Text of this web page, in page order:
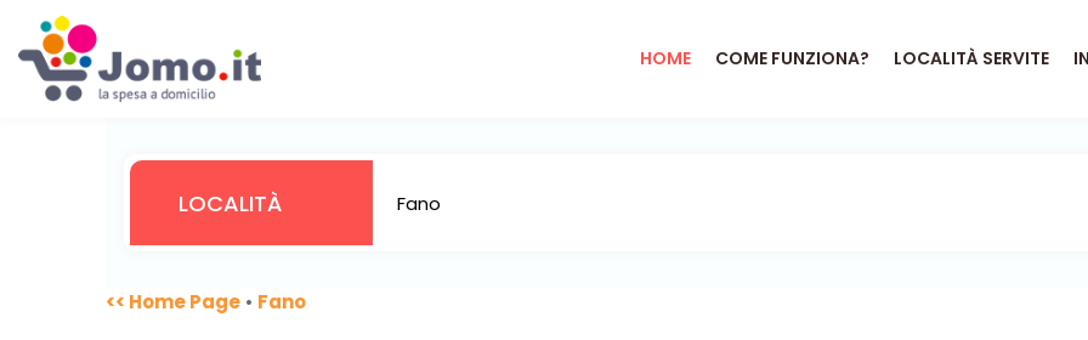
HOME COME FUNZIONA? LOCALITÀ SERVITE
<< Home Page • Fano